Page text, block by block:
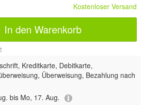
Kostenloser Versand
In den Warenkorb
Kreditkarte, Debitkarte,
Überweisung, Bezahlung nach
bis Mo, 17. Aug.